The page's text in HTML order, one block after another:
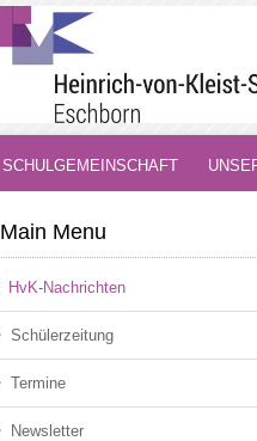
SCHULGEMEINSCHAFT
Main Menu
HvK-Nachrichten
Schülerzeitung
Termine
Newsletter